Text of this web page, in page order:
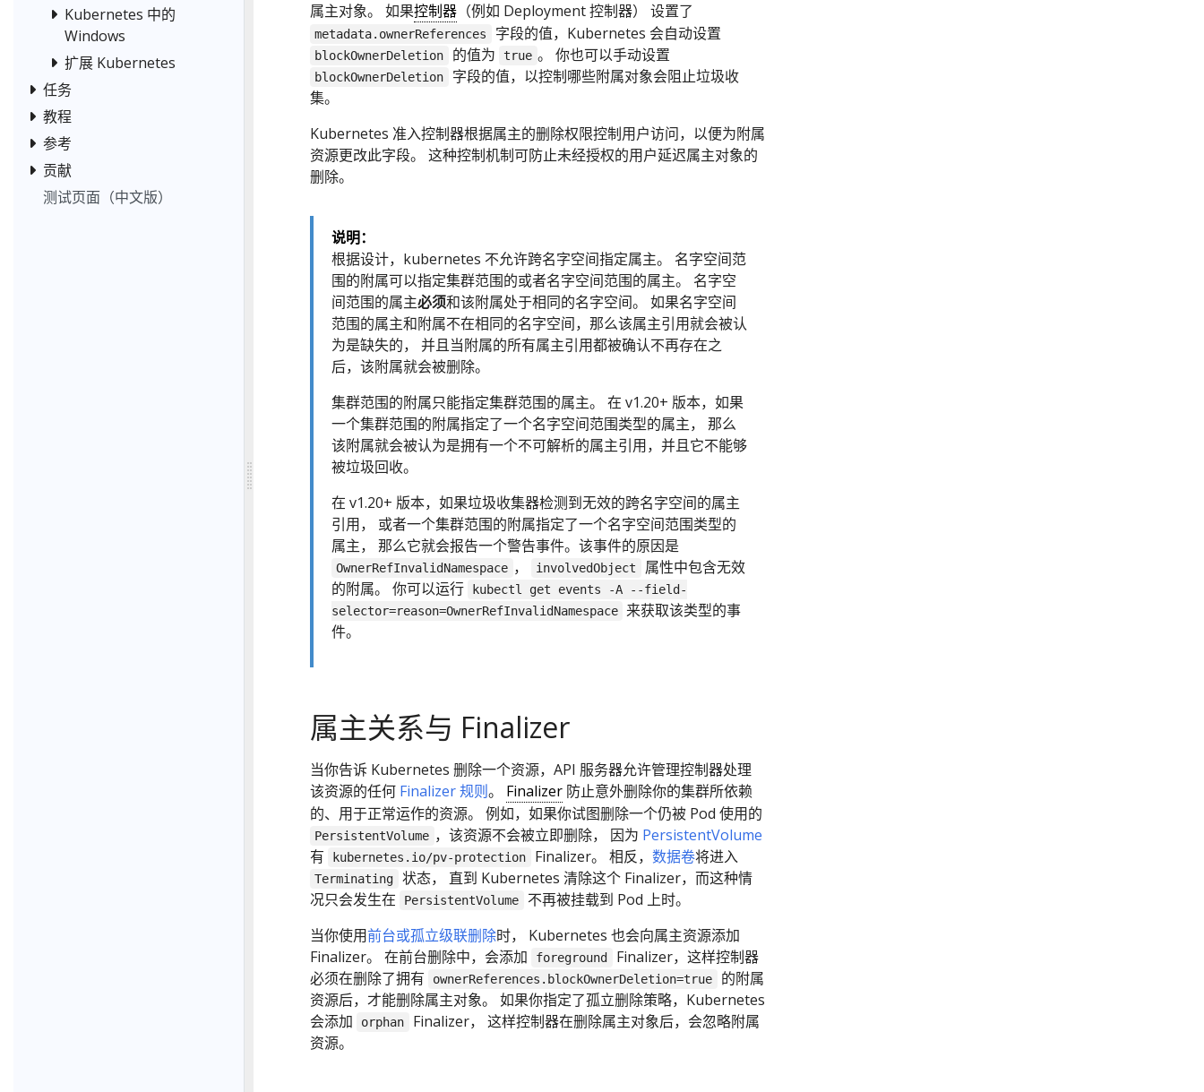
Kubernetes 中的
Windows
扩展 Kubernetes
任务
教程
参考
贡献
测试页面（中文版）
属主对象。 如果控制器（例如 Deployment 控制器） 设置了
metadata.ownerReferences 字段的值，Kubernetes 会自动设置
blockOwnerDeletion 的值为 true 。 你也可以手动设置
blockOwnerDeletion
字段的值，以控制哪些附属对象会阻止垃圾收
集。
Kubernetes 准入控制器根据属主的删除权限控制用户访问，以便为附属
资源更改此字段。 这种控制机制可防止未经授权的用户延迟属主对象的
删除。
说明：
根据设计，kubernetes 不允许跨名字空间指定属主。 名字空间范
围的附属可以指定集群范围的或者名字空间范围的属主。 名字空
间范围的属主必须和该附属处于相同的名字空间。 如果名字空间
范围的属主和附属不在相同的名字空间，那么该属主引用就会被认
为是缺失的， 并且当附属的所有属主引用都被确认不再存在之
后，该附属就会被删除。
集群范围的附属只能指定集群范围的属主。 在 v1.20+ 版本，如果
一个集群范围的附属指定了一个名字空间范围类型的属主， 那么
该附属就会被认为是拥有一个不可解析的属主引用，并且它不能够
被垃圾回收。
在 v1.20+ 版本，如果垃圾收集器检测到无效的跨名字空间的属主
引用， 或者一个集群范围的附属指定了一个名字空间范围类型的
属主， 那么它就会报告一个警告事件。该事件的原因是
OwnerRefInvalidNamespace ， involvedObject
属性中包含无效
的附属。 你可以运行
kubectl get events -A --field-
selector=reason=OwnerRefInvalidNamespace
来获取该类型的事
件。
属主关系与 Finalizer
当你告诉 Kubernetes 删除一个资源，API 服务器允许管理控制器处理
该资源的任何 Finalizer 规则。 Finalizer防止意外删除你的集群所依赖
的、用于正常运作的资源。 例如，如果你试图删除一个仍被 Pod 使用的
PersistentVolume ，该资源不会被立即删除， 因为 PersistentVolume
有
kubernetes.io/pv-protection Finalizer。 相反， 数据卷将进入
Terminating
状态， 直到 Kubernetes 清除这个 Finalizer，而这种情
况只会发生在
PersistentVolume
不再被挂载到 Pod 上时。
当你使用前台或孤立级联删除时， Kubernetes 也会向属主资源添加
Finalizer。 在前台删除中，会添加
foreground
Finalizer，这样控制器
必须在删除了拥有
ownerReferences.blockOwnerDeletion=true
的附属
资源后，才能删除属主对象。 如果你指定了孤立删除策略，Kubernetes
会添加
orphan
Finalizer， 这样控制器在删除属主对象后，会忽略附属
资源。